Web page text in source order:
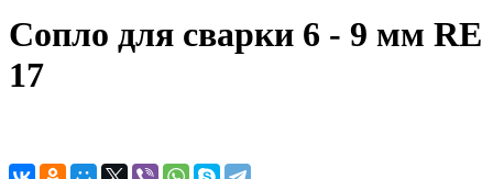
Сопло для сварки 6 - 9 мм RE
17